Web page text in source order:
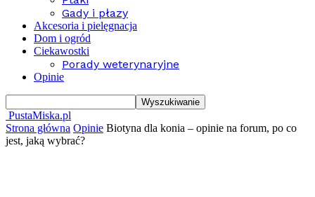
Gady i płazy
Akcesoria i pielęgnacja
Dom i ogród
Ciekawostki
Porady weterynaryjne
Opinie
PustaMiska.pl
Strona główna Opinie Biotyna dla konia – opinie na forum, po co
jest, jaką wybrać?